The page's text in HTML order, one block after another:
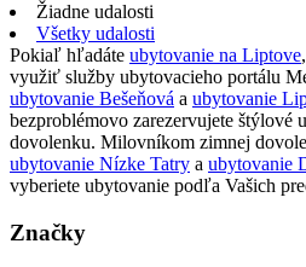
Žiadne udalosti
Všetky udalosti
Pokiaľ hľadáte ubytovanie na Liptove
využiť služby ubytovacieho portálu
ubytovanie Bešeňová a ubytovanie
bezproblémovo zarezervujete štýlové
dovolenku. Milovníkom zimnej
ubytovanie Nízke Tatry a ubytovanie
vyberiete ubytovanie podľa Vašich
Značky